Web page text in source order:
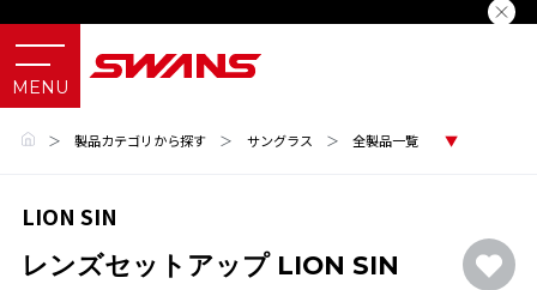
＞ 製品カテゴリから探す ＞ サングラス ＞ 全製品一覧
LION SIN
レンズセットアップ LION SIN